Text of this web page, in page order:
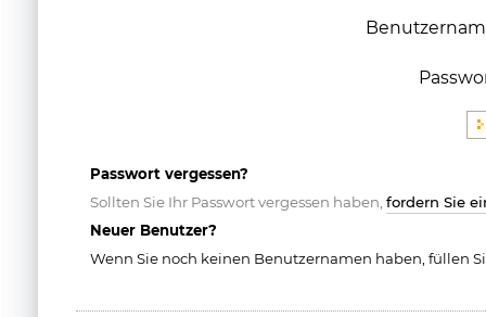
Passwort vergessen?
Sollten Sie Ihr Passwort vergessen haben, fordern Sie
Neuer Benutzer?
Wenn Sie noch keinen Benutzernamen haben, füllen